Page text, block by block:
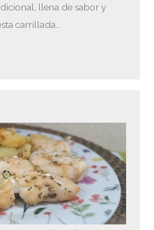
llena de sabor y
carrillada…